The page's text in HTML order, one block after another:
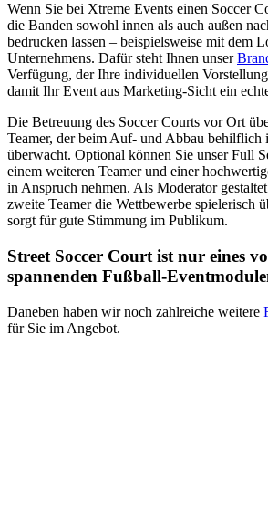
Wenn Sie bei Xtreme Events einen Soccer
die Banden sowohl innen als auch außen
bedrucken lassen – beispielsweise mit dem
Unternehmens. Dafür steht Ihnen unser
Verfügung, der Ihre individuellen
damit Ihr Event aus Marketing-Sicht ein
Die Betreuung des Soccer Courts vor Ort
Teamer, der beim Auf- und Abbau behilflich
überwacht. Optional können Sie unser Full
einem weiteren Teamer und einer
in Anspruch nehmen. Als Moderator
zweite Teamer die Wettbewerbe spielerisch
sorgt für gute Stimmung im Publikum.
Street Soccer Court ist nur eines
spannenden Fußball-
Daneben haben wir noch zahlreiche weitere
für Sie im Angebot.